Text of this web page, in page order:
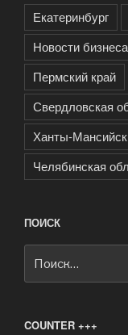
Екатеринбург
Новости бизнеса
Пермский край
Свердловская
Ханты-Мансийск
Челябинская
ПОИСК
COUNTER +++